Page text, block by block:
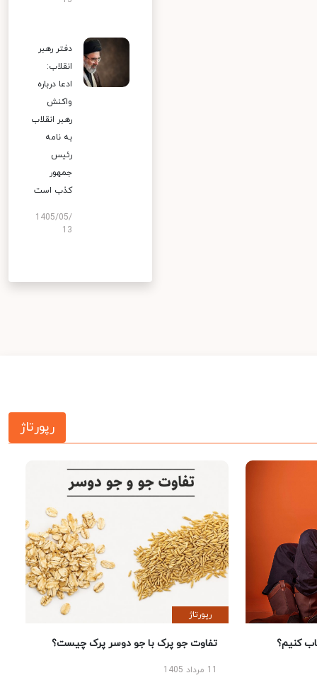
دفتر رهبر
انقلاب:
ادعا درباره
واکنش
رهبر انقلاب
به نامه
رئیس
جمهور
کذب است
1405/05/
13
رپورتاژ
کنیم؟
رپورتاژ
تفاوت جو پرک با جو دوسر پرک چیست؟